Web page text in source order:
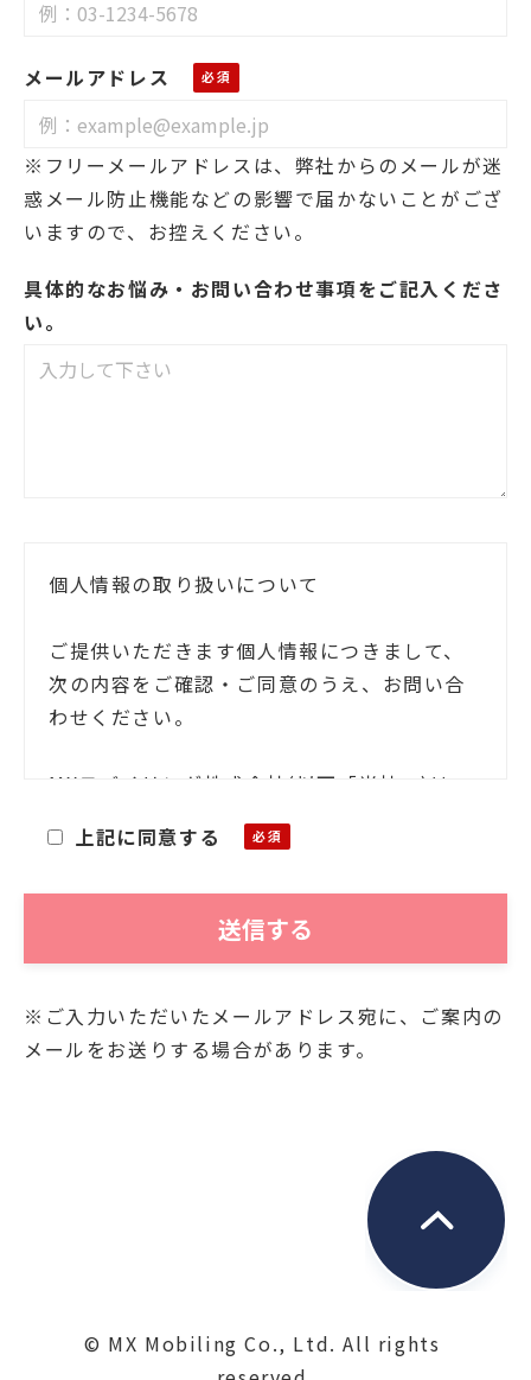
メールアドレス
※フリーメールアドレスは、弊社からのメールが迷
惑メール防止機能などの影響で届かないことがござ
いますので、お控えください。
具体的なお悩み・お問い合わせ事項をご記入くださ
い。
個人情報の取り扱いについて
ご提供いただきます個人情報につきまして、
次の内容をご確認・ご同意のうえ、お問い合
わせください。
MXモバイリング株式会社(以下「当社」)は、
お客様ご本人の氏名・住所等の個人情報(以下
「個人情報」)をご提供いただくにあたり、そ
ないことを次の通りお知らせいたします。
お客様よりご提供いただきました個人情報
は、当社において、次の目的にのみ利用させ
・資料発送およびこれに付随する連絡のため
・お問合せに対するご回答の送付のため
に触れることがないよう、合理的な範囲で厳
上記に同意する
※ご入力いただいたメールアドレス宛に、ご案内の
メールをお送りする場合があります。
© MX Mobiling Co., Ltd. All rights